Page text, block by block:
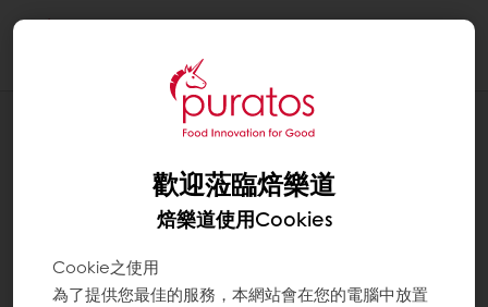
應用配方
香腸老麵脆皮捲(原味)
歡迎蒞臨焙樂道
焙樂道使用Cookies
Cookie之使用
為了提供您最佳的服務，本網站會在您的電腦中放置